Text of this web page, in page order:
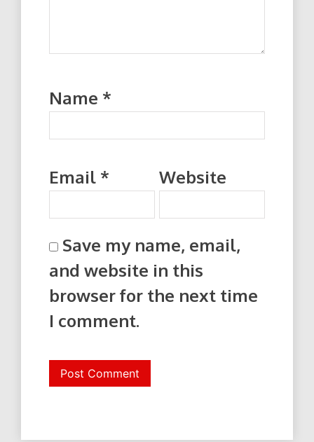
Name *
Email * Website
Save my name, email,
and website in this
browser for the next time
I comment.